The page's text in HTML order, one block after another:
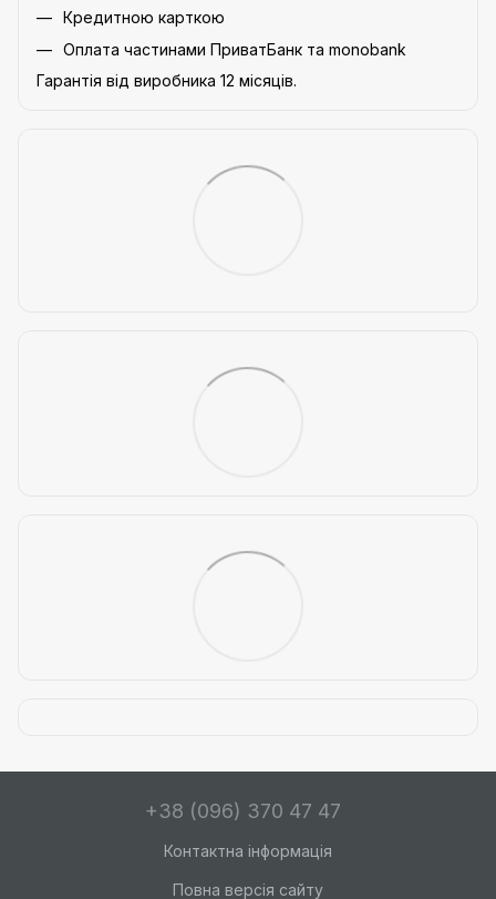
Кредитною карткою
Оплата частинами ПриватБанк та monobank
Гарантія від виробника 12 місяців.
+38 (096) 370 47 47
Контактна інформація
Повна версія сайту